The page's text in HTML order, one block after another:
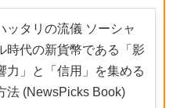
ッタリの流儀 ソーシャ
時代の新貨幣である「影
力」と「信用」を集める
法 (NewsPicks Book)